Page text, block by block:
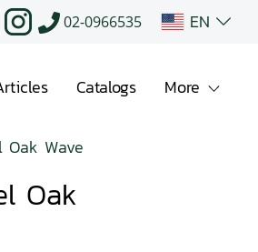
02-0966535 EN
Catalogs More
Oak Wave
Oak